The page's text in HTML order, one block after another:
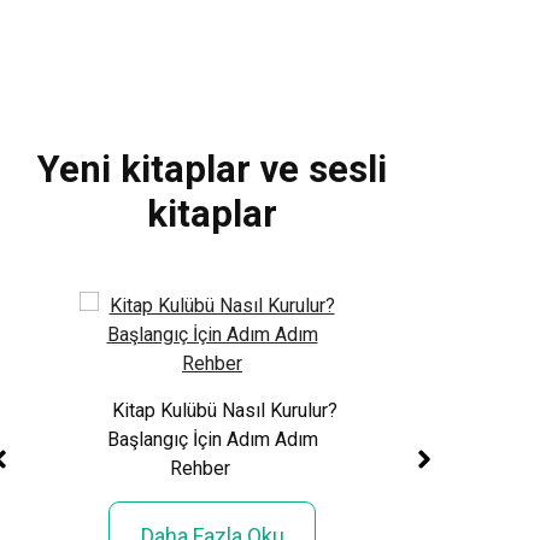
Yeni kitaplar ve sesli
kitaplar
Kitap Kulübü Nasıl Kurulur?
Başlangıç İçin Adım Adım
Rehber